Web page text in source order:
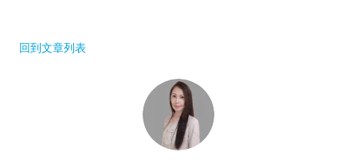
回到文章列表